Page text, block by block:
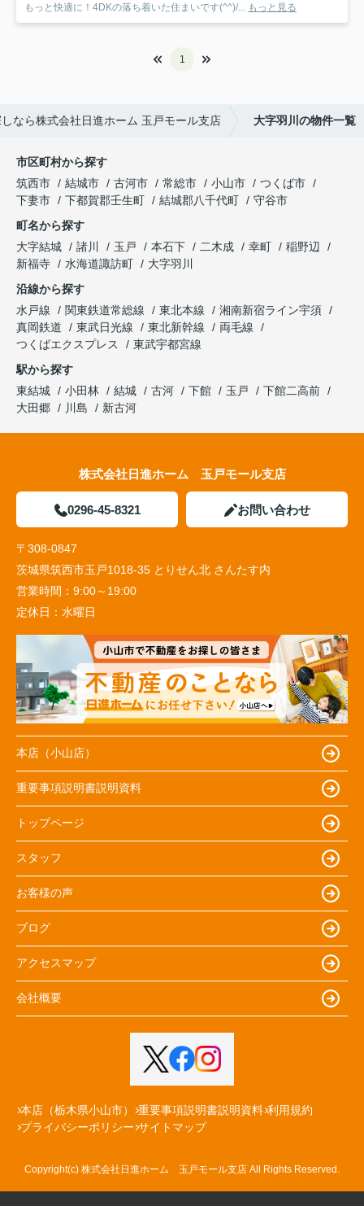
もっと快適に！4DKの落ち着いた住まいです(^^)/... もっと見る
1
なら株式会社日進ホーム 玉戸モール支店 大字羽川の物件一覧
市区町村から探す
筑西市
結城市 古河市 常総市 小山市
つくば市
下妻市
下都賀郡壬生町 結城郡八千代町
守谷市
町名から探す
大字結城
諸川 玉戸 本石下 二木成 幸町
稲野辺
新福寺
水海道諏訪町
大字羽川
沿線から探す
水戸線
関東鉄道常総線 東北本線
湘南新宿ライン宇須
真岡鉄道
東武日光線 東北新幹線
両毛線
つくばエクスプレス
東武宇都宮線
駅から探す
東結城
小田林 結城 古河 下館 玉戸
下館二高前
大田郷
川島 新古河
株式会社日進ホーム 玉戸モール支店
0296-45-8321 お問い合わせ
〒308-0847
茨城県筑西市玉戸1018-35 とりせん北 さんたす内
営業時間： 9:00～19:00
定休日： 水曜日
本店（小山店）
重要事項説明書説明資料
トップページ
スタッフ
お客様の声
ブログ
アクセスマップ
会社概要
本店（栃木県小山市） 重要事項説明書説明資料 利用規約
プライバシーポリシー サイトマップ
Copyright(c) 株式会社日進ホーム 玉戸モール支店 All Rights Reserved.